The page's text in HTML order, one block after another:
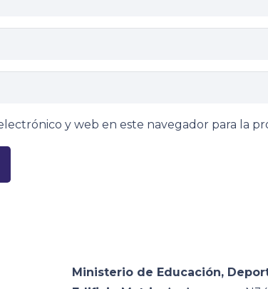
y web en este navegador para la
Ministerio de Educación,